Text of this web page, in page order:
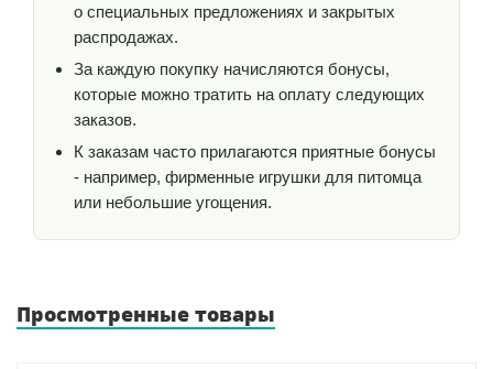
о специальных предложениях и закрытых
распродажах.
За каждую покупку начисляются бонусы,
которые можно тратить на оплату следующих
заказов.
К заказам часто прилагаются приятные бонусы
- например, фирменные игрушки для питомца
или небольшие угощения.
Просмотренные товары